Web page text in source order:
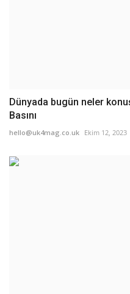
Dünyada bugün neler
Basını
hello@uk4mag.co.uk Ekim 12, 2023